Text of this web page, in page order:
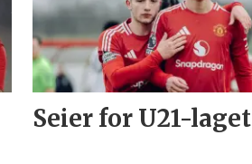
Seier for U21-laget